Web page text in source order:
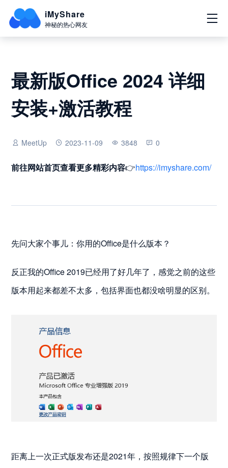
iMyShare
神秘的热心网友
最新版Office 2024 详细
安装+激活教程
MeetUp 2023-11-09 3848 0
前往网站首页查看更多精彩内容👉https://imyshare.com/
先问大家个事儿：你用的Office是什么版本？
反正我的Office 2019已经用了好几年了，感觉之前的这些
版本用起来都差不太多，包括界面也都没啥明显的区别。
距离上一次正式版发布还是2021年，按照规律下一个版